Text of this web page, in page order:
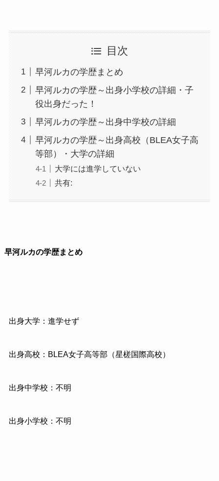
目次
早河ルカの学歴まとめ
早河ルカの学歴～出身小学校の詳細・子
役出身だった！
早河ルカの学歴～出身中学校の詳細
早河ルカの学歴～出身高校（BLEA女子高
等部）・大学の詳細
大学には進学していない
共有:
早河ルカの学歴まとめ
出身大学：進学せず
出身高校：BLEA女子高等部（星槎国際高校）
出身中学校：不明
出身小学校：不明